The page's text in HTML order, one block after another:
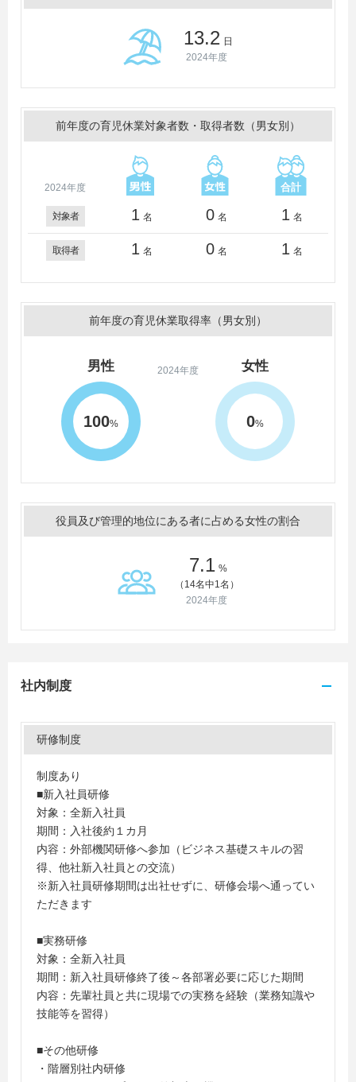
13.2 日
2024年度
前年度の育児休業対象者数・取得者数（男女別）
2024年度
対象者 1 名 0 名 1 名
取得者 1 名 0 名 1 名
前年度の育児休業取得率（男女別）
2024年度
男性
100%
女性
0%
役員及び管理的地位にある者に占める女性の割合
7.1 %
（14名中1名）
2024年度
社内制度
研修制度
制度あり
■新入社員研修
対象：全新入社員
期間：入社後約１カ月
内容：外部機関研修へ参加（ビジネス基礎スキルの習
得、他社新入社員との交流）
※新入社員研修期間は出社せずに、研修会場へ通ってい
ただきます
■実務研修
対象：全新入社員
期間：新入社員研修終了後～各部署必要に応じた期間
内容：先輩社員と共に現場での実務を経験（業務知識や
技能等を習得）
■その他研修
・階層別社内研修